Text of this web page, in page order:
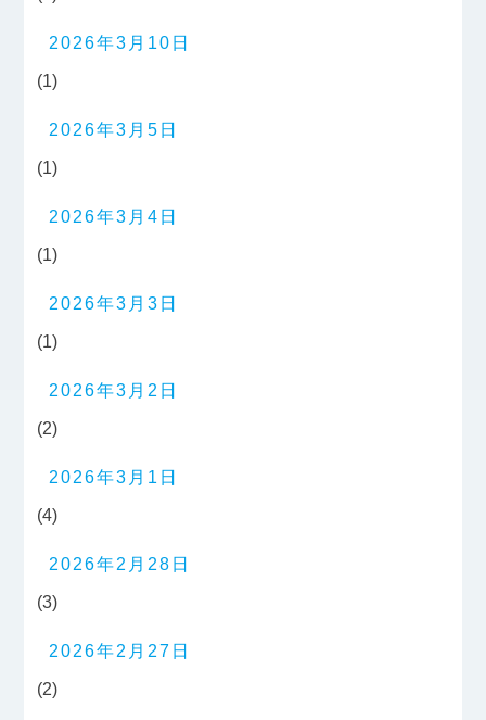
2026年3月10日
(1)
2026年3月5日
(1)
2026年3月4日
(1)
2026年3月3日
(1)
2026年3月2日
(2)
2026年3月1日
(4)
2026年2月28日
(3)
2026年2月27日
(2)